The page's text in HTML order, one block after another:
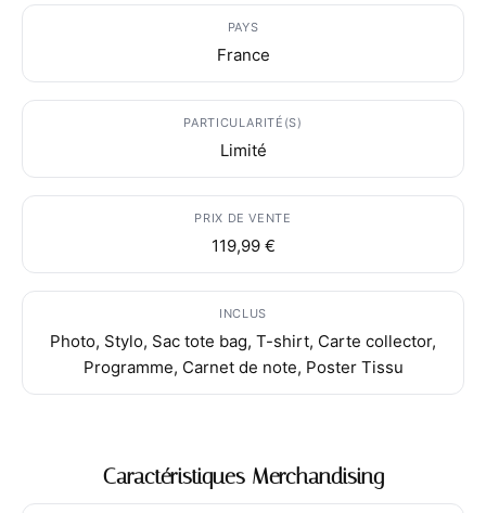
PAYS
France
PARTICULARITÉ(S)
Limité
PRIX DE VENTE
119,99 €
INCLUS
Photo, Stylo, Sac tote bag, T-shirt, Carte collector,
Programme, Carnet de note, Poster Tissu
Caractéristiques Merchandising